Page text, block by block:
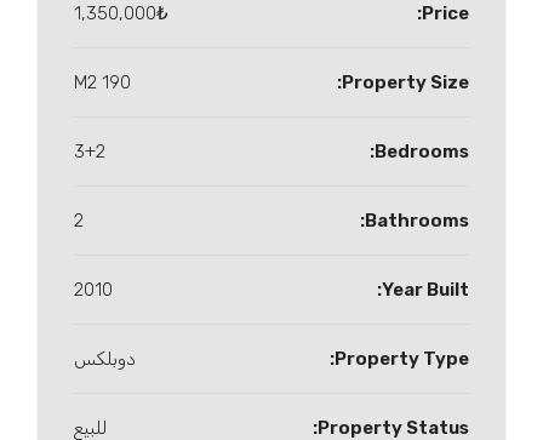
Price:
1,350,000₺
Property Size:
190 M2
Bedrooms:
3+2
Bathrooms:
2
Year Built:
2010
Property Type: دوبلكس
Property Status: للبيع